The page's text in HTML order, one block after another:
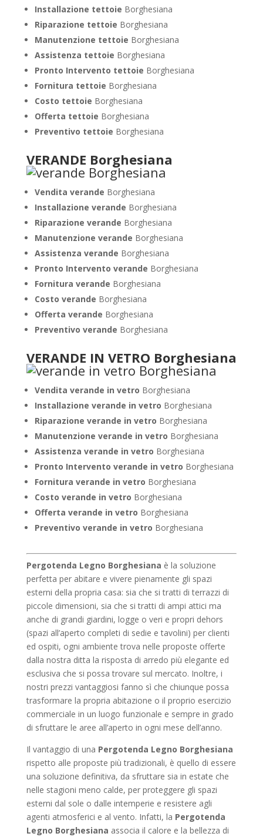
Installazione tettoie Borghesiana
Riparazione tettoie Borghesiana
Manutenzione tettoie Borghesiana
Assistenza tettoie Borghesiana
Pronto Intervento tettoie Borghesiana
Fornitura tettoie Borghesiana
Costo tettoie Borghesiana
Offerta tettoie Borghesiana
Preventivo tettoie Borghesiana
VERANDE Borghesiana
Vendita verande Borghesiana
Installazione verande Borghesiana
Riparazione verande Borghesiana
Manutenzione verande Borghesiana
Assistenza verande Borghesiana
Pronto Intervento verande Borghesiana
Fornitura verande Borghesiana
Costo verande Borghesiana
Offerta verande Borghesiana
Preventivo verande Borghesiana
VERANDE IN VETRO Borghesiana
Vendita verande in vetro Borghesiana
Installazione verande in vetro Borghesiana
Riparazione verande in vetro Borghesiana
Manutenzione verande in vetro Borghesiana
Assistenza verande in vetro Borghesiana
Pronto Intervento verande in vetro Borghesiana
Fornitura verande in vetro Borghesiana
Costo verande in vetro Borghesiana
Offerta verande in vetro Borghesiana
Preventivo verande in vetro Borghesiana
Pergotenda Legno Borghesiana è la soluzione
perfetta per abitare e vivere pienamente gli spazi
esterni della propria casa: sia che si tratti di terrazzi di
piccole dimensioni, sia che si tratti di ampi attici ma
anche di grandi giardini, logge o veri e propri dehors
(spazi all’aperto completi di sedie e tavolini) per clienti
ed ospiti, ogni ambiente trova nelle proposte offerte
dalla nostra ditta la risposta di arredo più elegante ed
esclusiva che si possa trovare sul mercato. Inoltre, i
nostri prezzi vantaggiosi fanno sì che chiunque possa
trasformare la propria abitazione o il proprio esercizio
commerciale in un luogo funzionale e sempre in grado
di sfruttare le aree all’aperto in ogni mese dell’anno.
Il vantaggio di una Pergotenda Legno Borghesiana
rispetto alle proposte più tradizionali, è quello di essere
una soluzione definitiva, da sfruttare sia in estate che
nelle stagioni meno calde, per proteggere gli spazi
esterni dal sole o dalle intemperie e resistere agli
agenti atmosferici e al vento. Infatti, la Pergotenda
Legno Borghesiana associa il calore e la bellezza di